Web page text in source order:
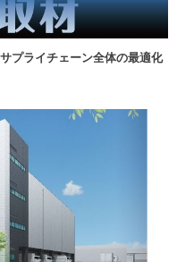
プライチェーン全体の最適化